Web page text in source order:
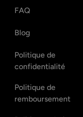
FAQ
Blog
Politique de
confidentialité
Politique de
remboursement